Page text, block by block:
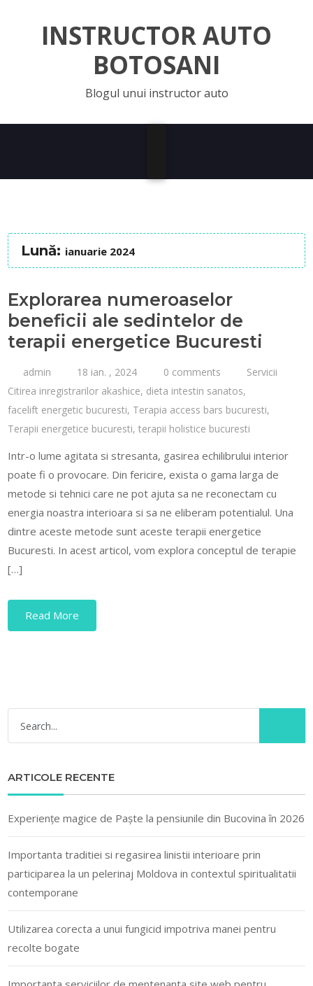
INSTRUCTOR AUTO
BOTOSANI
Blogul unui instructor auto
Lună: ianuarie 2024
Explorarea numeroaselor
beneficii ale sedintelor de
terapii energetice Bucuresti
admin 18 ian. , 2024 0 comments
Servicii
Citirea inregistrarilor akashice, dieta intestin sanatos,
facelift energetic bucuresti, Terapia access bars bucuresti,
Terapii energetice bucuresti,terapii holistice bucuresti
Intr-o lume agitata si stresanta, gasirea echilibrului interior
poate fi o provocare. Din fericire, exista o gama larga de
metode si tehnici care ne pot ajuta sa ne reconectam cu
energia noastra interioara si sa ne eliberam potentialul. Una
dintre aceste metode sunt aceste terapii energetice
Bucuresti. In acest articol, vom explora conceptul de terapie
[…]
Read More
ARTICOLE RECENTE
Experiențe magice de Paște la pensiunile din Bucovina în 2026
Importanta traditiei si regasirea linistii interioare prin
participarea la un pelerinaj Moldova in contextul spiritualitatii
contemporane
Utilizarea corecta a unui fungicid impotriva manei pentru
recolte bogate